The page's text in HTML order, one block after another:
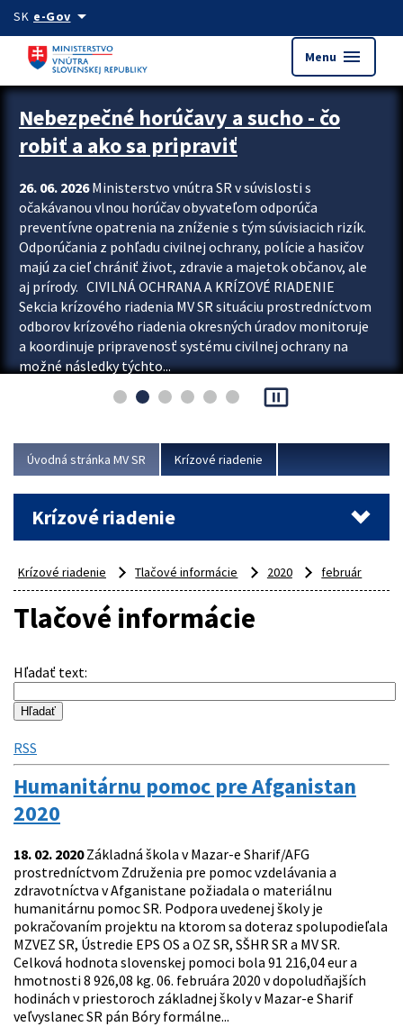
Preskocit na hlavný obsah
SK e-Govarrow_drop_down
Menu menu
Zastavit automatický posun upútavok
Nebezpečné horúčavy a sucho - čo
robiť a ako sa pripraviť
26. 06. 2026Ministerstvo vnútra SR v súvislosti s
očakávanou vlnou horúčav obyvateľom odporúča
preventívne opatrenia na zníženie s tým súvisiacich rizík.
Odporúčania z pohľadu civilnej ochrany, polície a hasičov
majú za cieľ chrániť život, zdravie a majetok občanov, ale
aj prírody. CIVILNÁ OCHRANA A KRÍZOVÉ RIADENIE
Sekcia krízového riadenia MV SR situáciu prostredníctvom
odborov krízového riadenia okresných úradov monitoruje
a koordinuje pripravenosť systému civilnej ochrany na
možné následky týchto...
pause_presentation
Úvodná stránka MV SR Krízové riadenie
Krízové riadenie
Krízové riadenie Tlačové informácie 2020 február
Tlačové informácie
Hľadať text:
RSS
Humanitárnu pomoc pre Afganistan
2020
18. 02. 2020Základná škola v Mazar-e Sharif/AFG
prostredníctvom Združenia pre pomoc vzdelávania a
zdravotníctva v Afganistane požiadala o materiálnu
humanitárnu pomoc SR. Podpora uvedenej školy je
pokračovaním projektu na ktorom sa doteraz spolupodieľala
MZVEZ SR, Ústredie EPS OS a OZ SR, SŠHR SR a MV SR.
Celková hodnota slovenskej pomoci bola 91 216,04 eur a
hmotnosti 8 926,08 kg. 06. februára 2020 v dopoludňajších
hodinách v priestoroch základnej školy v Mazar-e Sharif
veľvyslanec SR pán Bóry formálne...